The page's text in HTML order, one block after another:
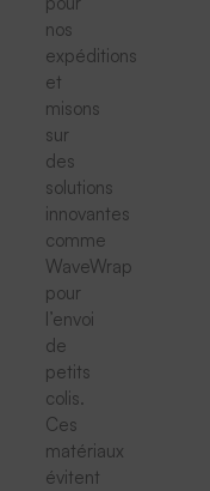
nos
expéditions
et
misons
sur
des
solutions
innovantes
comme
WaveWrap
pour
l’envoi
de
petits
colis.
Ces
matériaux
évitent